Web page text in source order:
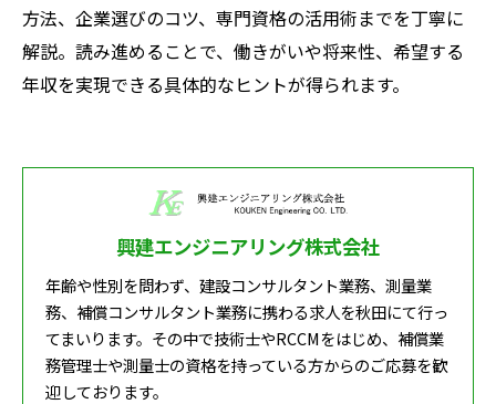
方法、企業選びのコツ、専門資格の活用術までを丁寧に
解説。読み進めることで、働きがいや将来性、希望する
年収を実現できる具体的なヒントが得られます。
興建エンジニアリング株式会社
年齢や性別を問わず、建設コンサルタント業務、測量業
務、補償コンサルタント業務に携わる求人を秋田にて行っ
てまいります。その中で技術士やRCCMをはじめ、補償業
務管理士や測量士の資格を持っている方からのご応募を歓
迎しております。